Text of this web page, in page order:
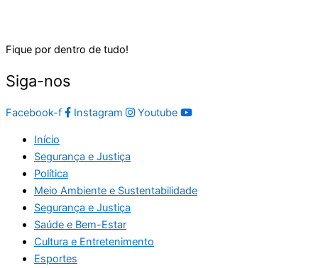
Fique por dentro de tudo!
Siga-nos
Facebook-f Instagram Youtube
Início
Segurança e Justiça
Política
Meio Ambiente e Sustentabilidade
Segurança e Justiça
Saúde e Bem-Estar
Cultura e Entretenimento
Esportes